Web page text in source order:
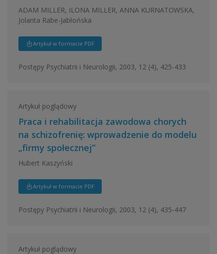
ADAM MILLER, ILONA MILLER, ANNA KURNATOWSKA,
Jolanta Rabe-Jabłońska
Artykuł w formacie PDF
Postępy Psychiatrii i Neurologii, 2003, 12 (4), 425-433
Artykuł poglądowy
Praca i rehabilitacja zawodowa chorych
na schizofrenię: wprowadzenie do modelu
„firmy społecznej”
Hubert Kaszyński
Artykuł w formacie PDF
Postępy Psychiatrii i Neurologii, 2003, 12 (4), 435-447
Artykuł poglądowy